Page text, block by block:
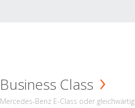
Business Class
Mercedes-Benz E-Class oder gleichwärtig